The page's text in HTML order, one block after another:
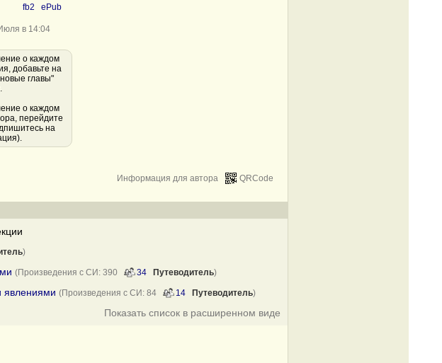
fb2 ePub
в 14:04
о каждом
добавьте на
главы"
о каждом
перейдите
на
QRCode
Информация для автора
)
(Произведения с СИ: 390 34 Путеводитель)
явлениями (Произведения с СИ: 84 14 Путеводитель)
Показать список в расширенном виде